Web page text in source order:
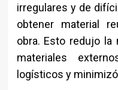
irregulares y de
obtener material
obra. Esto redujo
materiales
logísticos y